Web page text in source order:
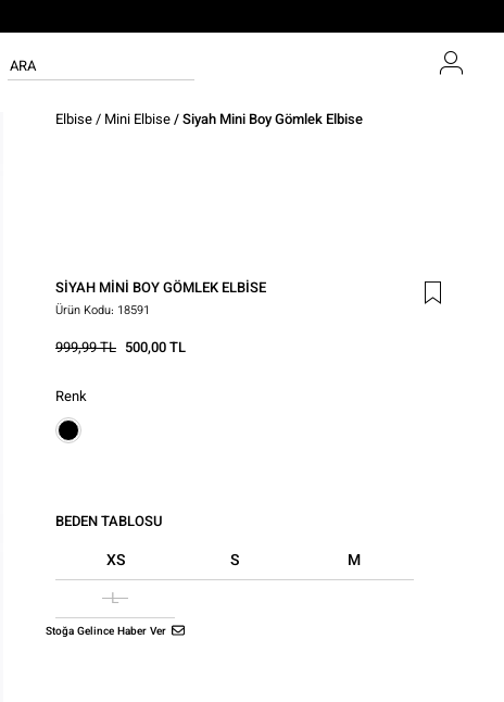
Elbise/ Mini Elbise/ Siyah Mini Boy Gömlek Elbise
SIYAH MINI BOY GÖMLEK ELBISE
Ürün Kodu: 18591
999,99 TL 500,00 TL
Renk
BEDEN TABLOSU
XS S M
Stoğa Gelince Haber Ver
L